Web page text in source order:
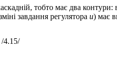
тобто має два контури:
завдання регулятора u) має
/4.15/